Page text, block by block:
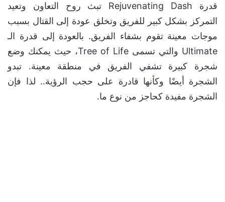
قدرة Rejuvenating Dash تبث روح التعاون وتعيد
التمركز بشكل كبير للفريق وتخلق عودة إلى القتال بسبب
موجات معينة تقوم بشفاء الفريق. بالعودة إلى قدرة الـ
Ultimate والتي تسمى Tree of Life، حيث يمكنك وضع
شجرة كبيرة تشفي الفريق في منطقة معينة. تبدو
الشجرة أيضًا وكأنها قادرة على حجب الرؤية.. لذا فإن
الشجرة مفيدة كحاجز من نوع ما.